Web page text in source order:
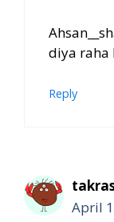
diya raha
Reply
April